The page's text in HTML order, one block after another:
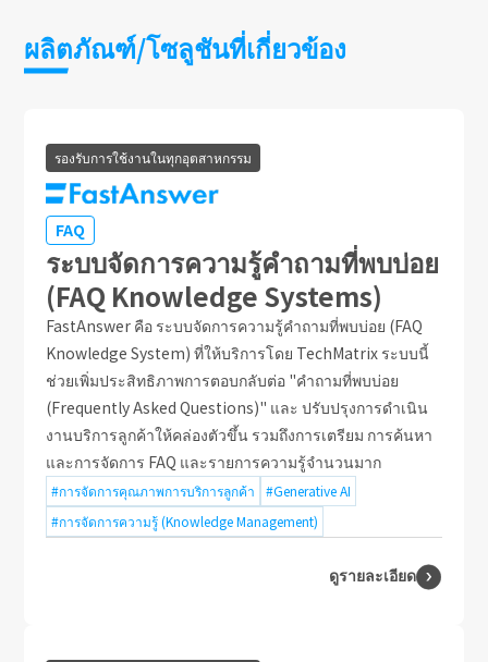
ผลิตภัณฑ์/โซลูชันที่เกี่ยวข้อง
รองรับการใช้งานในทุกอุตสาหกรรม
FAQ
ระบบจัดการความรู้คำถามที่พบบ่อย
(FAQ Knowledge Systems)
FastAnswer คือ ระบบจัดการความรู้คำถามที่พบบ่อย (FAQ
Knowledge System) ที่ให้บริการโดย TechMatrix ระบบนี้
ช่วยเพิ่มประสิทธิภาพการตอบกลับต่อ "คำถามที่พบบ่อย
(Frequently Asked Questions)" และ ปรับปรุงการดำเนิน
งานบริการลูกค้าให้คล่องตัวขึ้น รวมถึงการเตรียม การค้นหา
และการจัดการ FAQ และรายการความรู้จำนวนมาก
#การจัดการคุณภาพการบริการลูกค้า
#Generative AI
#การจัดการความรู้ (Knowledge Management)
ดูรายละเอียด